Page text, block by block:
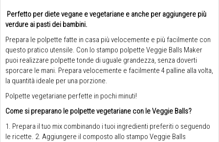
Perfetto per diete vegane e vegetariane e anche per aggiungere più
verdure ai pasti dei bambini.
Prepara le polpette fatte in casa più velocemente e più facilmente con
questo pratico utensile. Con lo stampo polpette Veggie Balls Maker
puoi realizzare polpette tonde di uguale grandezza, senza doverti
sporcare le mani. Prepara velocemente e facilmente 4 palline alla volta,
la quantità ideale per una porzione.
Polpette vegetariane perfette in pochi minuti!
Come si preparano le polpette vegetariane con le Veggie Balls?
1. Prepara il tuo mix combinando i tuoi ingredienti preferiti o seguendo
le ricette. 2. Aggiungere il composto allo stampo Veggie Balls